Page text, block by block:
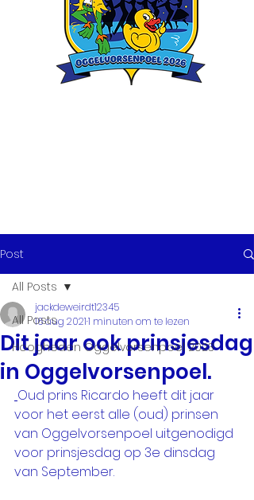
Post
All Posts
Hoogheden Oggelvorsenpoel 2023
All Posts
Dit jaar ook prinsjesdag
in Oggelvorsenpoel.
jackdeweirdt12345
16 aug 20211 minuten om te lezen
Oud prins Ricardo heeft dit jaar
voor het eerst alle (oud) prinsen
van Oggelvorsenpoel uitgenodigd
voor prinsjesdag op 3e dinsdag
van September.